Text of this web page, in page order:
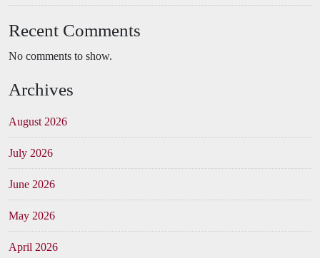
Recent Comments
No comments to show.
Archives
August 2026
July 2026
June 2026
May 2026
April 2026